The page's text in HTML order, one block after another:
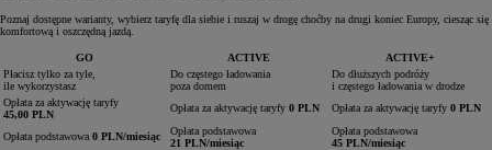
Poznaj dostępne warianty, wybierz taryfę dla siebie i ruszaj w drogę choćby na drugi koniec Europy, ciesząc się
komfortową i oszczędną jazdą.
GO ACTIVE
ACTIVE+
Płacisz tylko za tyle,
ile wykorzystasz
Do częstego ładowania
poza domem
Do dłuższych podróży
i częstego ładowania w drodze
Opłata za aktywację taryfy
45,00 PLN
Opłata za aktywację taryfy 0 PLN Opłata za aktywację taryfy 0 PLN
Opłata podstawowa 0 PLN/miesiąc
Opłata podstawowa
21 PLN/miesiąc
Opłata podstawowa
45 PLN/miesiąc